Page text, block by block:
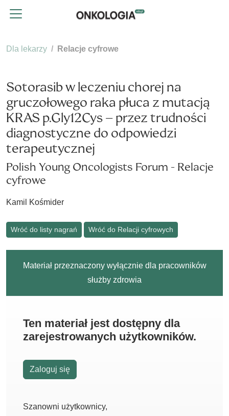
Dla lekarzy Relacje cyfrowe
Sotorasib w leczeniu chorej na
gruczołowego raka płuca z mutacją
KRAS p.Gly12Cys – przez trudności
diagnostyczne do odpowiedzi
terapeutycznej
Polish Young Oncologists Forum - Relacje
cyfrowe
Kamil Kośmider
Wróć do listy nagrań Wróć do Relacji cyfrowych
Materiał przeznaczony wyłącznie dla pracowników
służby zdrowia
Ten materiał jest dostępny dla
zarejestrowanych użytkowników.
Zaloguj się
Szanowni użytkownicy,